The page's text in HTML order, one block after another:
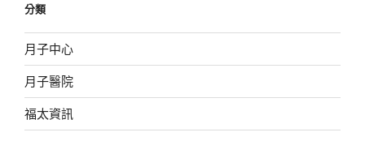
分類
月子中心
月子醫院
福太資訊